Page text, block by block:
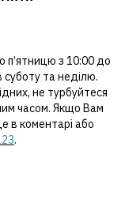
п’ятницю з 10:00 до
та неділю.
не турбуйтеся
часом. Якщо Вам
в коментарі або
.